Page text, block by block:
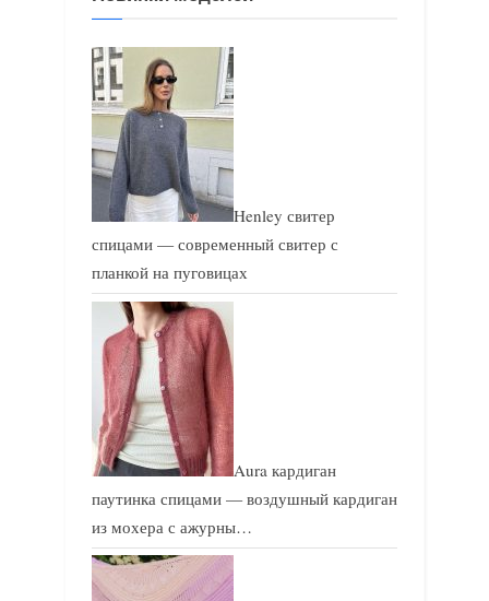
Henley свитер
спицами — современный свитер с
планкой на пуговицах
Aura кардиган
паутинка спицами — воздушный кардиган
из мохера с ажурны…